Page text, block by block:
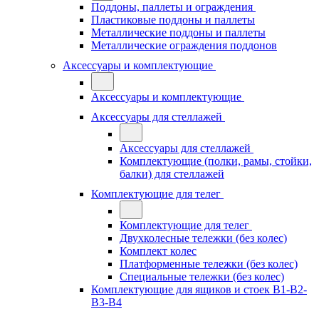
Поддоны, паллеты и ограждения
Пластиковые поддоны и паллеты
Металлические поддоны и паллеты
Металлические ограждения поддонов
Аксессуары и комплектующие
Аксессуары и комплектующие
Аксессуары для стеллажей
Аксессуары для стеллажей
Комплектующие (полки, рамы, стойки,
балки) для стеллажей
Комплектующие для телег
Комплектующие для телег
Двухколесные тележки (без колес)
Комплект колес
Платформенные тележки (без колес)
Специальные тележки (без колес)
Комплектующие для ящиков и стоек В1-В2-
В3-В4